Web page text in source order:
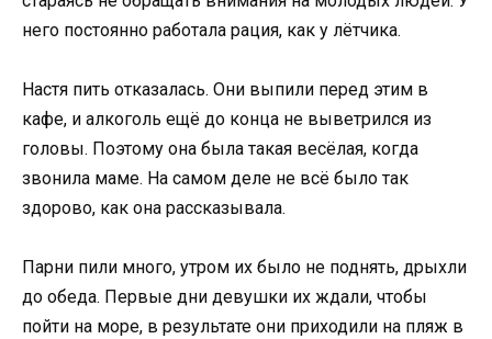
него постоянно работала рация, как у лётчика.
Настя пить отказалась. Они выпили перед этим в
кафе, и алкоголь ещё до конца не выветрился из
головы. Поэтому она была такая весёлая, когда
звонила маме. На самом деле не всё было так
здорово, как она рассказывала.
Парни пили много, утром их было не поднять, дрыхли
до обеда. Первые дни девушки их ждали, чтобы
пойти на море, в результате они приходили на пляж в